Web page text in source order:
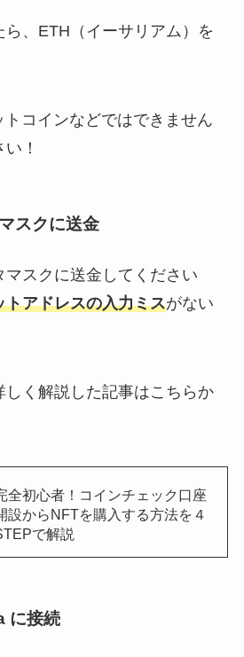
ら、ETH（イーサリアム）を
コインなどではできません
！
スクに送金
マスクに送金してください
トアドレスの入力ミスがない
しく解説した記事はこちらか
全初心者！コインチェック口座
設からNFTを購入する方法を４
で解説
に接続